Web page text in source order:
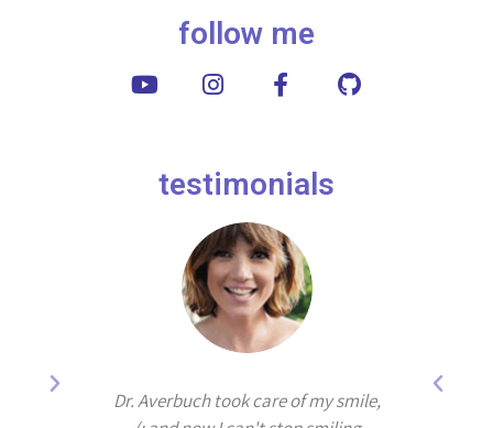
follow me
testimonials
Dr. Averbuch took care of my smile,